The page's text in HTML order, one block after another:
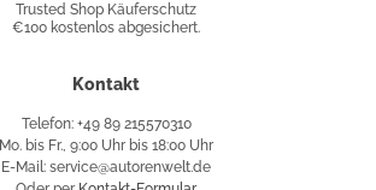
Käuferschutz
Trusted Shop Käuferschutz
€100 kostenlos abgesichert.
Kontakt
Telefon: +49 89 215570310
Mo. bis Fr., 9:00 Uhr bis 18:00 Uhr
E-Mail: service@autorenwelt.de